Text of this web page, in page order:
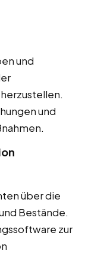
und
und
über die
Bestände.
zur